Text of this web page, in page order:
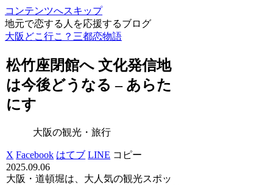
コンテンツへスキップ
地元で恋する人を応援するブログ
大阪どこ行こ？三都恋物語
松竹座閉館へ 文化発信地
は今後どうなる – あらた
にす
大阪の観光・旅行
X Facebook はてブ LINE コピー
2025.09.06
大阪・道頓堀は、大人気の観光スポッ